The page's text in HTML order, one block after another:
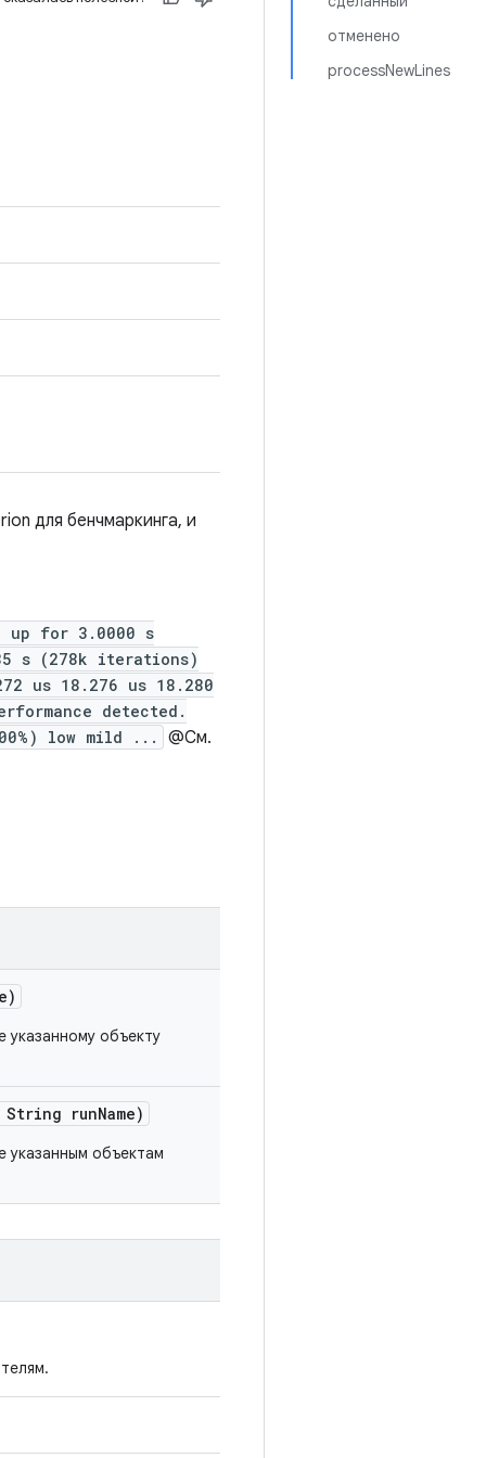
отменено
processNewLines
для бенчмаркинга, и
up for 3.0000 s
s (278k iterations)
us 18.276 us 18.280
detected.
low mild ...
@См.
объекту
runName)
указанным объектам